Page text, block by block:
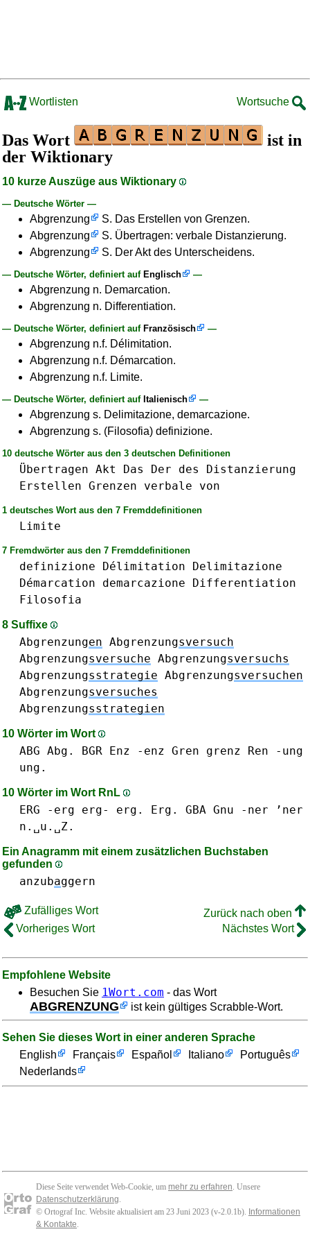
Wortlisten Wortsuche
Das Wort
ist in
der Wiktionary
10 kurze Auszüge aus Wiktionary
— Deutsche Wörter —
Abgrenzung
S. Das Erstellen von Grenzen.
Abgrenzung
S. Übertragen: verbale Distanzierung.
Abgrenzung
S. Der Akt des Unterscheidens.
— Deutsche Wörter, definiert auf Englisch —
Abgrenzung n. Demarcation.
Abgrenzung n. Differentiation.
— Deutsche Wörter, definiert auf Französisch —
Abgrenzung n.f. Délimitation.
Abgrenzung n.f. Démarcation.
Abgrenzung n.f. Limite.
— Deutsche Wörter, definiert auf Italienisch —
Abgrenzung s. Delimitazione, demarcazione.
Abgrenzung s. (Filosofia) definizione.
10 deutsche Wörter aus den 3 deutschen Definitionen
Übertragen Akt Das Der des
Distanzierung
Erstellen Grenzen verbale von
1 deutsches Wort aus den 7 Fremddefinitionen
Limite
7 Fremdwörter aus den 7 Fremddefinitionen
definizione Délimitation
Delimitazione
Démarcation
demarcazione
Differentiation
Filosofia
8 Suffixe
Abgrenzungen Abgrenzungsversuch
Abgrenzungsversuche Abgrenzungsversuchs
Abgrenzungsstrategie Abgrenzungsversuchen
Abgrenzungsversuches
Abgrenzungsstrategien
10 Wörter im Wort
ABG Abg. BGR Enz -enz Gren grenz Ren
-ung
ung.
10 Wörter im Wort RnL
ERG -erg erg- erg. Erg. GBA Gnu
-ner ’ner
n.␣u.␣Z.
Ein Anagramm mit einem zusätzlichen Buchstaben
gefunden
anzubaggern
Zufälliges Wort
Zurück nach oben
Vorheriges Wort
Nächstes Wort
Empfohlene Website
Besuchen Sie 1Wort.com - das Wort
ABGRENZUNG ist kein gültiges Scrabble-Wort.
Sehen Sie dieses Wort in einer anderen Sprache
English
Français Español Italiano
Português
Nederlands
Diese Seite verwendet Web-Cookie, um mehr zu erfahren. Unsere
Datenschutzerklärung.
© Ortograf Inc. Website aktualisiert am 23 Juni 2023 (v-2.0.1b). Informationen
& Kontakte.